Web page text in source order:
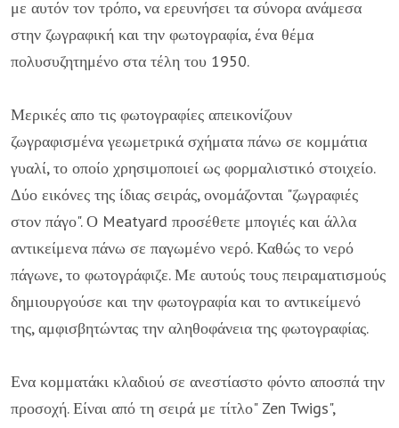
με αυτόν τον τρόπο, να ερευνήσει τα σύνορα ανάμεσα
στην ζωγραφική και την φωτογραφία, ένα θέμα
πολυσυζητημένο στα τέλη του 1950.
Μερικές απο τις φωτογραφίες απεικονίζουν
ζωγραφισμένα γεωμετρικά σχήματα πάνω σε κομμάτια
γυαλί, το οποίο χρησιμοποιεί ως φορμαλιστικό στοιχείο.
Δύο εικόνες της ίδιας σειράς, ονομάζονται "ζωγραφιές
στον πάγο". Ο Meatyard προσέθετε μπογιές και άλλα
αντικείμενα πάνω σε παγωμένο νερό. Καθώς το νερό
πάγωνε, το φωτογράφιζε. Με αυτούς τους πειραματισμούς
δημιουργούσε και την φωτογραφία και το αντικείμενό
της, αμφισβητώντας την αληθοφάνεια της φωτογραφίας.
Ενα κομματάκι κλαδιού σε ανεστίαστο φόντο αποσπά την
προσοχή. Είναι από τη σειρά με τίτλο" Zen Twigs",